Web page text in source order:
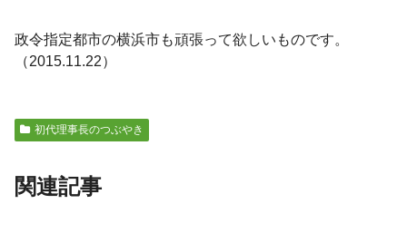
政令指定都市の横浜市も頑張って欲しいものです。
（2015.11.22）
初代理事長のつぶやき
関連記事